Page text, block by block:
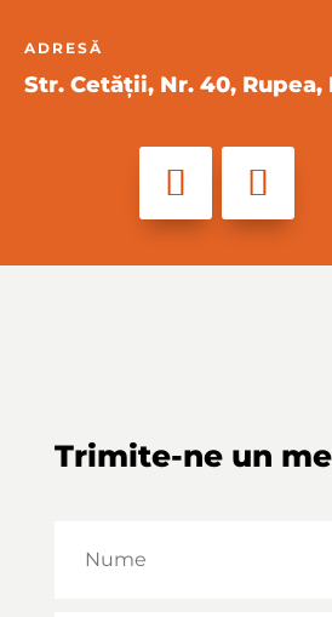
ADRESĂ
Str. Cetății, Nr. 40, Rupea,
Trimite-ne un